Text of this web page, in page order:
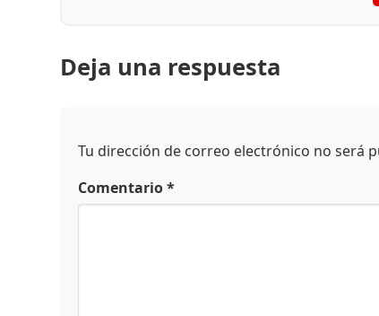
Deja una respuesta
Tu dirección de correo electrónico no será
Comentario*